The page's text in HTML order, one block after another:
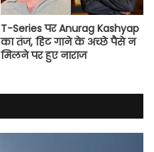
T-Series पर Anurag Kashyap
का तंज, हिट गाने के अच्छे पैसे न
मिलने पर हुए नाराज